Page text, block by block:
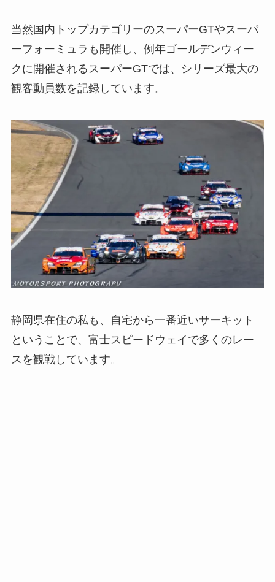
当然国内トップカテゴリーのスーパーGTやスーパ
ーフォーミュラも開催し、例年ゴールデンウィー
クに開催されるスーパーGTでは、シリーズ最大の
観客動員数を記録しています。
静岡県在住の私も、自宅から一番近いサーキット
ということで、富士スピードウェイで多くのレー
スを観戦しています。